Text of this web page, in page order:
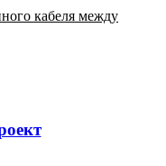
кабеля между